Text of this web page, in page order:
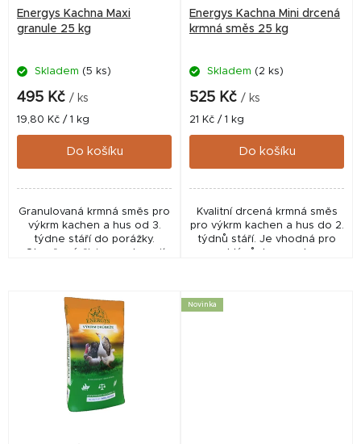
o
Energys Kachna Maxi
granule 25 kg
Skladem (5 ks)
495 Kč / ks
Měrná
cena:
19,80 Kč / 1 kg
Do košíku
Granulovaná krmná směs pro
výkrm kachen a hus od 3.
týdne stáří do porážky.
Obsažené živiny podporují
Energys Kachna Mini drcená
krmná směs 25 kg
Skladem (2 ks)
525 Kč / ks
Měrná
cena:
21 Kč / 1 kg
Do košíku
Kvalitní drcená krmná směs
pro výkrm kachen a hus do 2.
týdnů stáří. Je vhodná pro
rychlý růst a vysokou
Novinka